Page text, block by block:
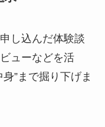
し込んだ体験談
ューなどを活
”まで掘り下げま